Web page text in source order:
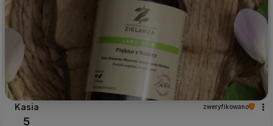
Kasia zweryfikowano
5